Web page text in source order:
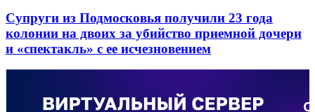
Супруги из Подмосковья получили 23 года
колонии на двоих за убийство приемной дочери
и «спектакль» с ее исчезновением